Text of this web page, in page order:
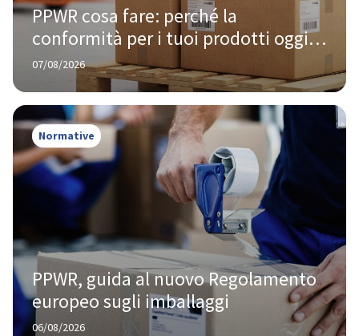
PPWR cosa fare: perché la
conformità per i tuoi prodotti oggi
te la chiede Amazon, non Bruxelles
07/08/2026
Normative
PPWR, guida al nuovo Regolamento
europeo sugli imballaggi
06/08/2026